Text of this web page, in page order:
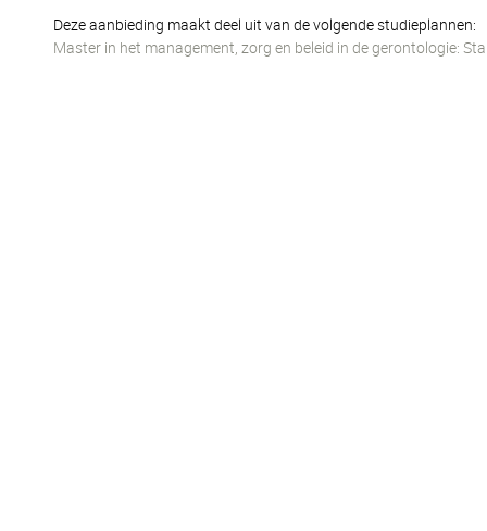
Deze aanbieding maakt deel uit van de volgende studieplannen:
Master in het management, zorg en beleid in de gerontologie: